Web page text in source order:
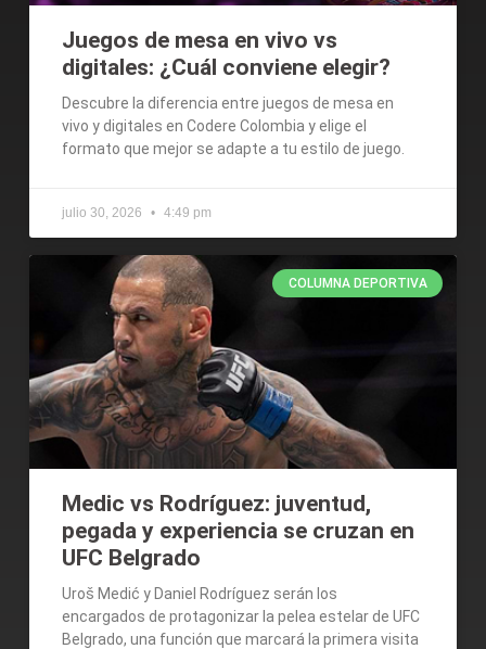
Juegos de mesa en vivo vs
digitales: ¿Cuál conviene elegir?
Descubre la diferencia entre juegos de mesa en
vivo y digitales en Codere Colombia y elige el
formato que mejor se adapte a tu estilo de juego.
julio 30, 2026 4:49 pm
COLUMNA DEPORTIVA
Medic vs Rodríguez: juventud,
pegada y experiencia se cruzan en
UFC Belgrado
Uroš Medić y Daniel Rodríguez serán los
encargados de protagonizar la pelea estelar de UFC
Belgrado, una función que marcará la primera visita